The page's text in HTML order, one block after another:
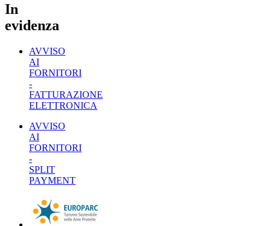
In
evidenza
AVVISO
AI
FORNITORI
-
FATTURAZIONE
ELETTRONICA
AVVISO
AI
FORNITORI
-
SPLIT
PAYMENT